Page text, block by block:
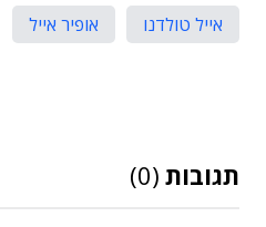
אייל טולדנו
אופיר אייל
תגובות (0)